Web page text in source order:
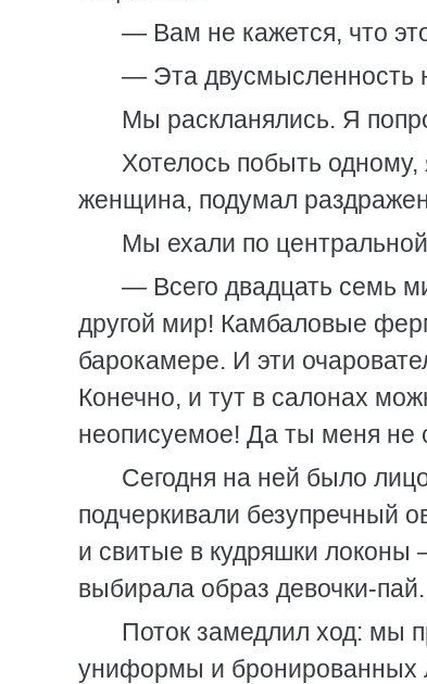
— Вам не кажется, что
— Эта двусмысленность
Мы раскланялись. Я
Хотелось побыть
женщина, подумал
Мы ехали по
— Всего двадцать семь
другой мир! Камбаловые
барокамере. И эти
Конечно, и тут в салонах
неописуемое! Да ты меня не
Сегодня на ней было
подчеркивали безупречный
и свитые в кудряшки локоны
выбирала образ девочки-пай.
Поток замедлил ход: мы
униформы и бронированных